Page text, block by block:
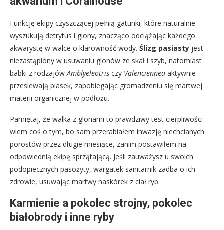
Funkcję ekipy czyszczącej pełnią gatunki, które naturalnie
wyszukują detrytus i glony, znacząco odciążając każdego
akwarystę w walce o klarowność wody. Ślizg pasiasty jest
niezastąpiony w usuwaniu glonów ze skał i szyb, natomiast
babki z rodzajówAmblyeleotris czy Valenciennea aktywnie
przesiewają piasek, zapobiegając gromadzeniu się martwej
materii organicznej w podłożu.
Pamiętaj, że walka z glonami to prawdziwy test cierpliwości –
wiem coś o tym, bo sam przerabiałem inwazję niechcianych
porostów przez długie miesiące, zanim postawiłem na
odpowiednią ekipę sprzątającą. Jeśli zauważysz u swoich
podopiecznych pasożyty, wargatek sanitarnik zadba o ich
zdrowie, usuwając martwy naskórek z ciał ryb.
Karmienie a pokolec strojny, pokolec
białobrody i inne ryby